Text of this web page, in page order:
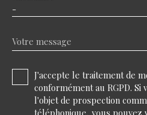
-
Votre message
J'accepte le traitement de
conformément au RGPD. Si
l'objet de prospection